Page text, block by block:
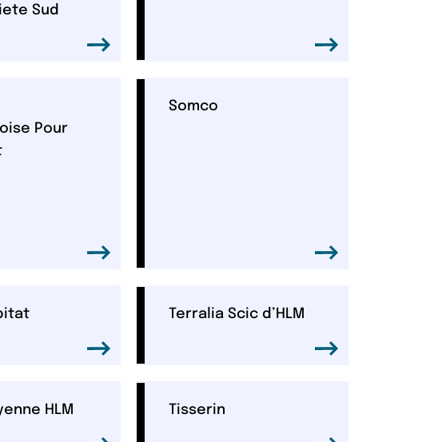
Sud
Pour
Somco
Terralia Scic d’HLM
HLM Tisserin